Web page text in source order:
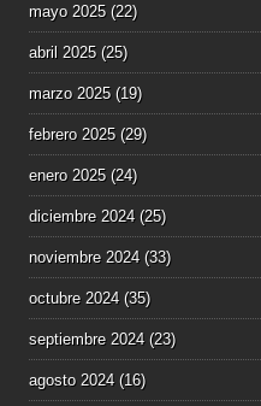
mayo 2025(22)
abril 2025(25)
marzo 2025(19)
febrero 2025(29)
enero 2025(24)
diciembre 2024(25)
noviembre 2024(33)
octubre 2024(35)
septiembre 2024(23)
agosto 2024(16)